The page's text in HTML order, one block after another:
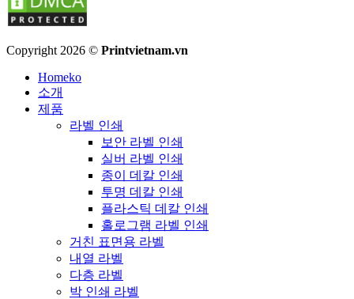
Copyright 2026 © Printvietnam.vn
Homeko
소개
제품
라벨 인쇄
보안 라벨 인쇄
실버 라벨 인쇄
종이 데칼 인쇄
투명 데칼 인쇄
플라스틱 데칼 인쇄
홀로그램 라벨 인쇄
거친 표면용 라벨
내열 라벨
다층 라벨
박 인쇄 라벨